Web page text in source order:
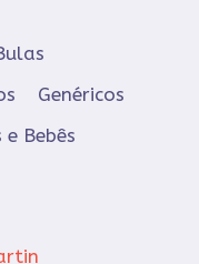
Genéricos
e Bebês